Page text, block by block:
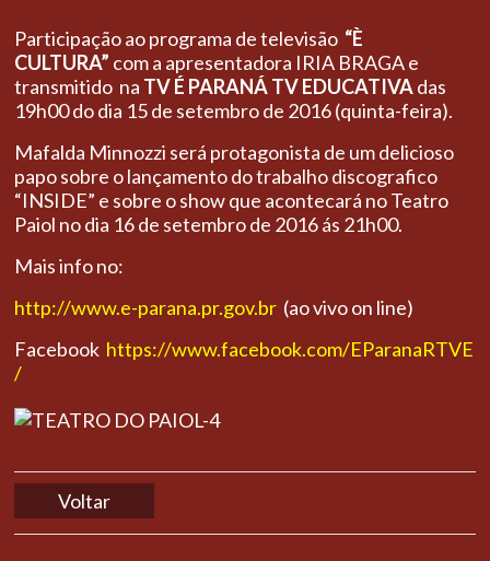
Participação ao programa de televisão “È
CULTURA” com a apresentadora IRIA BRAGA e
transmitido na TV É PARANÁ TV EDUCATIVAdas
19h00 do dia 15 de setembro de 2016 (quinta-feira).
Mafalda Minnozzi será protagonista de um delicioso
papo sobre o lançamento do trabalho discografico
“INSIDE” e sobre o show que acontecará no Teatro
Paiol no dia 16 de setembro de 2016 ás 21h00.
Mais info no:
http://www.e-parana.pr.gov.br (ao vivo on line)
Facebook https://www.facebook.com/EParanaRTVE
/
Voltar